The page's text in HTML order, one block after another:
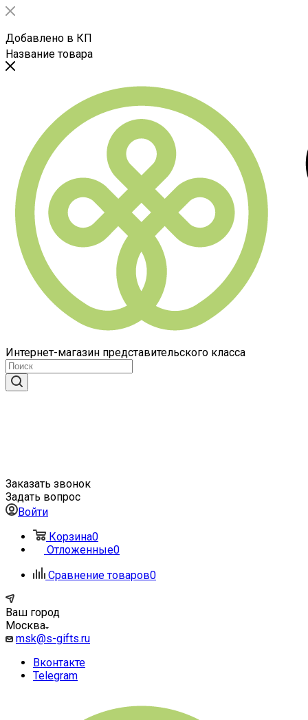
Добавлено в КП
Название товара
Интернет-магазин представительского класса
Заказать звонок
Задать вопрос
Войти
Корзина0
Отложенные0
Сравнение товаров0
Ваш город
Москва
msk@s-gifts.ru
Вконтакте
Telegram